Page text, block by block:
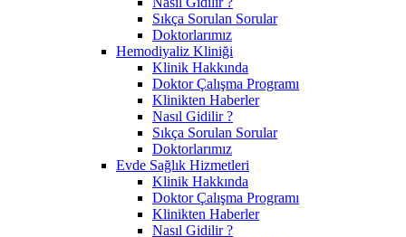
Sıkça Sorulan Sorular
Doktorlarımız
Hemodiyaliz Kliniği
Klinik Hakkında
Doktor Çalışma Programı
Klinikten Haberler
Nasıl Gidilir ?
Sıkça Sorulan Sorular
Doktorlarımız
Evde Sağlık Hizmetleri
Klinik Hakkında
Doktor Çalışma Programı
Klinikten Haberler
Nasıl Gidilir ?